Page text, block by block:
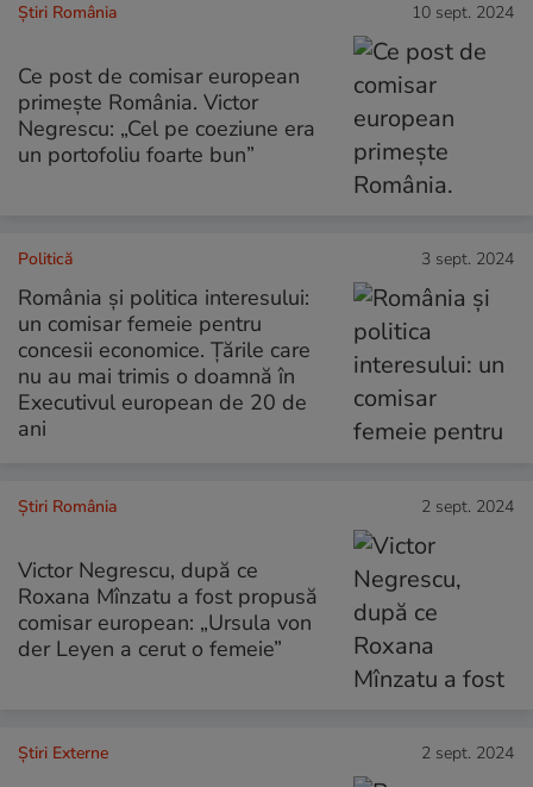
Știri România 10 sept. 2024
Ce post de comisar european
primește România. Victor
Negrescu: „Cel pe coeziune era
un portofoliu foarte bun”
Politică 3 sept. 2024
România și politica interesului:
un comisar femeie pentru
concesii economice. Țările care
nu au mai trimis o doamnă în
Executivul european de 20 de
ani
Știri România 2 sept. 2024
Victor Negrescu, după ce
Roxana Mînzatu a fost propusă
comisar european: „Ursula von
der Leyen a cerut o femeie”
Știri Externe 2 sept. 2024